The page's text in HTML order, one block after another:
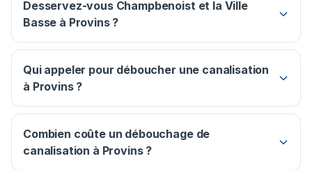
Desservez-vous Champbenoist et la Ville
Basse à Provins ?
Qui appeler pour déboucher une canalisation
à Provins ?
Combien coûte un débouchage de
canalisation à Provins ?